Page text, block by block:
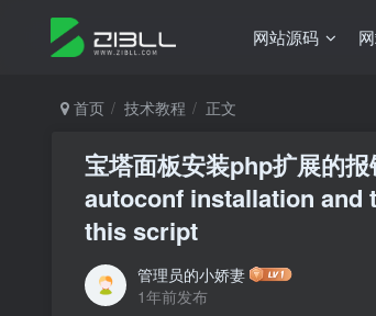
网站源码
首页 技术教程 正文
宝塔面板安装php扩展的
autoconf installation and
this script
管理员的小娇妻
1年前发布